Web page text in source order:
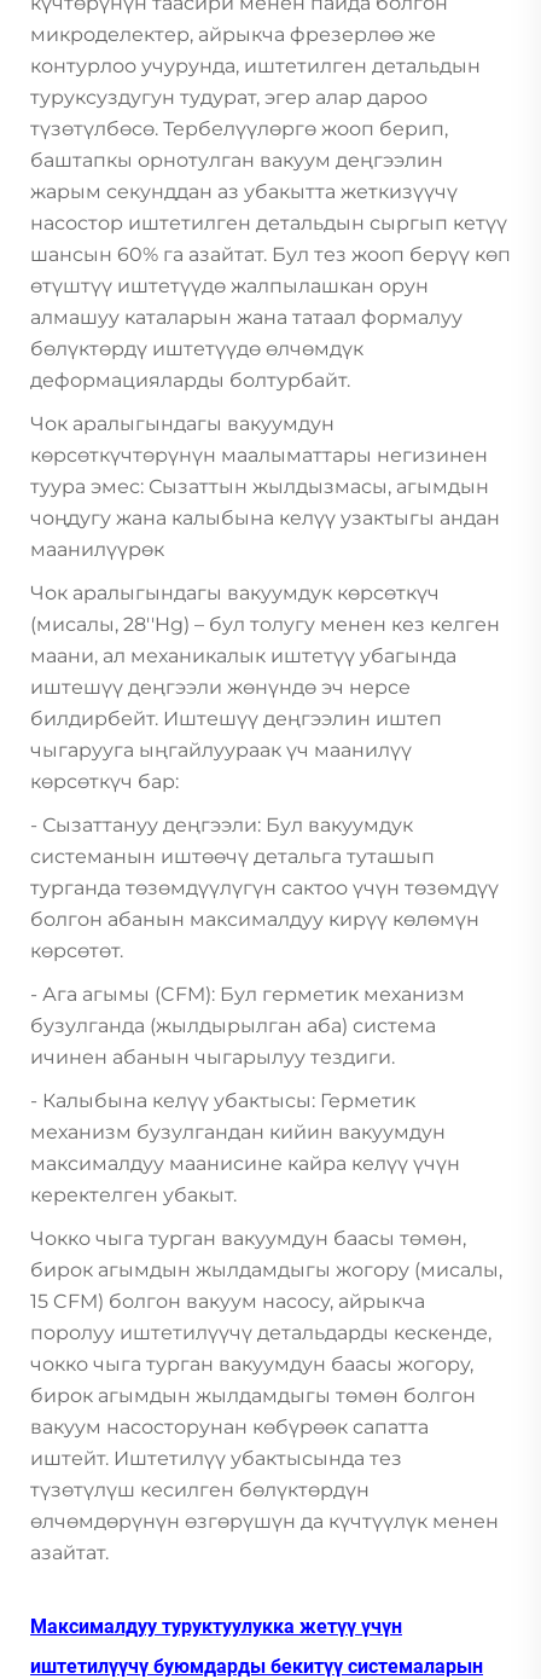
микроделектер, айрыкча фрезерлөө же
контурлоо учурунда, иштетилген детальдын
туруксуздугун тудурат, эгер алар дароо
түзөтүлбөсө. Тербелүүлөргө жооп берип,
баштапкы орнотулган вакуум деңгээлин
жарым секунддан аз убакытта жеткизүүчү
насостор иштетилген детальдын сыргып кетүү
шансын 60% га азайтат. Бул тез жооп берүү көп
өтүштүү иштетүүдө жалпылашкан орун
алмашуу каталарын жана татаал формалуу
бөлүктөрдү иштетүүдө өлчөмдүк
деформацияларды болтурбайт.
Чок аралыгындагы вакуумдун
көрсөткүчтөрүнүн маалыматтары негизинен
туура эмес: Сызаттын жылдызмасы, агымдын
чоңдугу жана калыбына келүү узактыгы андан
маанилүүрөк
Чок аралыгындагы вакуумдук көрсөткүч
(мисалы, 28''Hg) – бул толугу менен кез келген
маани, ал механикалык иштетүү убагында
иштешүү деңгээли жөнүндө эч нерсе
билдирбейт. Иштешүү деңгээлин иштеп
чыгарууга ыңгайлуураак үч маанилүү
көрсөткүч бар:
- Сызаттануу деңгээли: Бул вакуумдук
системанын иштөөчү детальга туташып
турганда төзөмдүүлүгүн сактоо үчүн төзөмдүү
болгон абанын максималдуу кирүү көлөмүн
көрсөтөт.
- Ага агымы (CFM): Бул герметик механизм
бузулганда (жылдырылган аба) система
ичинен абанын чыгарылуу тездиги.
- Калыбына келүү убактысы: Герметик
механизм бузулгандан кийин вакуумдун
максималдуу маанисине кайра келүү үчүн
керектелген убакыт.
Чокко чыга турган вакуумдун баасы төмөн,
бирок агымдын жылдамдыгы жогору (мисалы,
15 CFM) болгон вакуум насосу, айрыкча
поролуу иштетилүүчү детальдарды кескенде,
чокко чыга турган вакуумдун баасы жогору,
бирок агымдын жылдамдыгы төмөн болгон
вакуум насосторунан көбүрөөк сапатта
иштейт. Иштетилүү убактысында тез
түзөтүлүш кесилген бөлүктөрдүн
өлчөмдөрүнүн өзгөрүшүн да күчтүүлүк менен
азайтат.
Максималдуу туруктуулукка жетүү үчүн
иштетилүүчү буюмдарды бекитүү системаларын